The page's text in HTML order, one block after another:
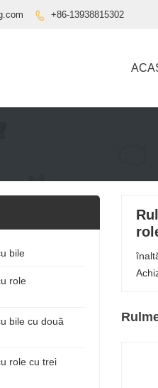
 +86-13938815302
bile
role
bile cu două
role cu trei